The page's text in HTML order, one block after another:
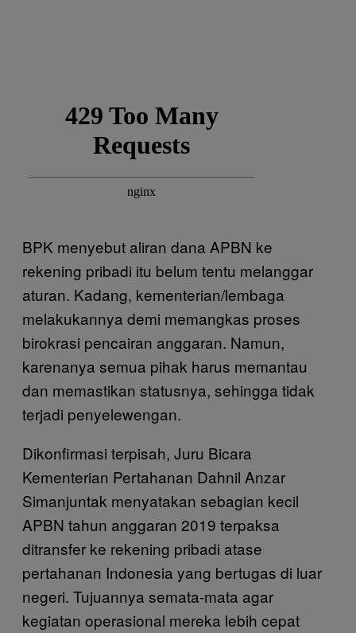
BPK menyebut aliran dana APBN ke
rekening pribadi itu belum tentu melanggar
aturan. Kadang, kementerian/lembaga
melakukannya demi memangkas proses
birokrasi pencairan anggaran. Namun,
karenanya semua pihak harus memantau
dan memastikan statusnya, sehingga tidak
terjadi penyelewengan.
Dikonfirmasi terpisah, Juru Bicara
Kementerian Pertahanan Dahnil Anzar
Simanjuntak menyatakan sebagian kecil
APBN tahun anggaran 2019 terpaksa
ditransfer ke rekening pribadi atase
pertahanan Indonesia yang bertugas di luar
negeri. Tujuannya semata-mata agar
kegiatan operasional mereka lebih cepat